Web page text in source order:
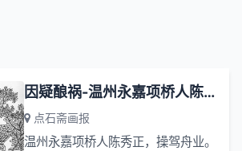
因疑酿祸-温州永嘉项桥人陈秀正 操驾舟业-点石斋画报
点石斋画报
温州永嘉项桥人陈秀正，操驾舟业。